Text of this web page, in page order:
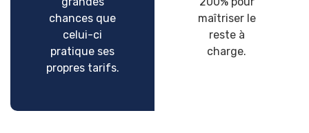
chances que
celui-ci
pratique ses
propres tarifs.
maîtriser le
reste à
charge.